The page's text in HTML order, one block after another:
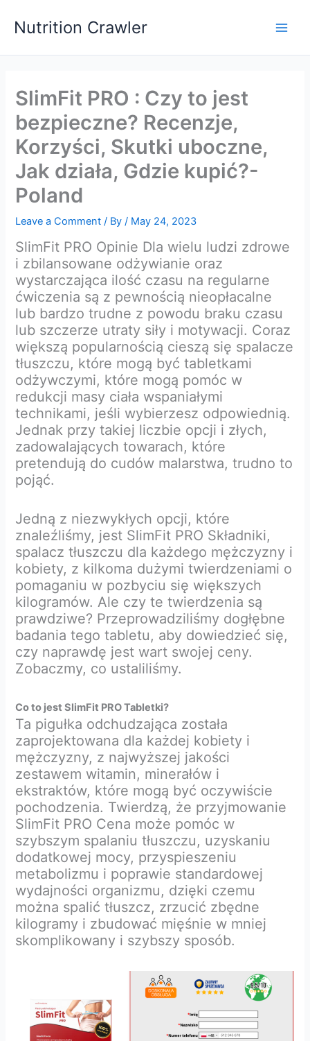
Nutrition Crawler
SlimFit PRO : Czy to jest
bezpieczne? Recenzje,
Korzyści, Skutki uboczne,
Jak działa, Gdzie kupić?-
Poland
Leave a Comment / By/ May 24, 2023
SlimFit PRO Opinie Dla wielu ludzi zdrowe
i zbilansowane odżywianie oraz
wystarczająca ilość czasu na regularne
ćwiczenia są z pewnością nieopłacalne
lub bardzo trudne z powodu braku czasu
lub szczerze utraty siły i motywacji. Coraz
większą popularnością cieszą się spalacze
tłuszczu, które mogą być tabletkami
odżywczymi, które mogą pomóc w
redukcji masy ciała wspaniałymi
technikami, jeśli wybierzesz odpowiednią.
Jednak przy takiej liczbie opcji i złych,
zadowalających towarach, które
pretendują do cudów malarstwa, trudno to
pojąć.
Jedną z niezwykłych opcji, które
znaleźliśmy, jest SlimFit PRO Składniki,
spalacz tłuszczu dla każdego mężczyzny i
kobiety, z kilkoma dużymi twierdzeniami o
pomaganiu w pozbyciu się większych
kilogramów. Ale czy te twierdzenia są
prawdziwe? Przeprowadziliśmy dogłębne
badania tego tabletu, aby dowiedzieć się,
czy naprawdę jest wart swojej ceny.
Zobaczmy, co ustaliliśmy.
Co to jest SlimFit PRO Tabletki?
Ta pigułka odchudzająca została
zaprojektowana dla każdej kobiety i
mężczyzny, z najwyższej jakości
zestawem witamin, minerałów i
ekstraktów, które mogą być oczywiście
pochodzenia. Twierdzą, że przyjmowanie
SlimFit PRO Cena może pomóc w
szybszym spalaniu tłuszczu, uzyskaniu
dodatkowej mocy, przyspieszeniu
metabolizmu i poprawie standardowej
wydajności organizmu, dzięki czemu
można spalić tłuszcz, zrzucić zbędne
kilogramy i zbudować mięśnie w mniej
skomplikowany i szybszy sposób.